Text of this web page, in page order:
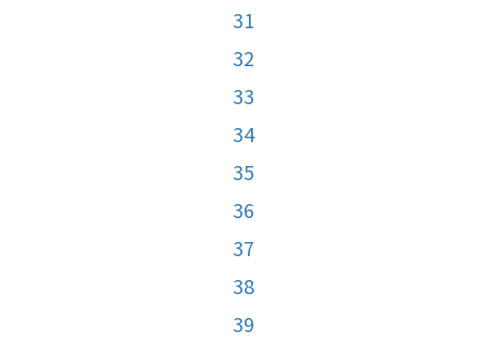
31
32
33
34
35
36
37
38
39